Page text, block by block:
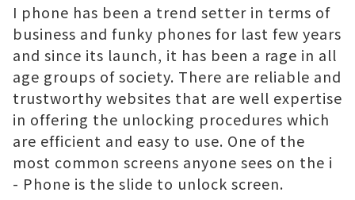
I phone has been a trend setter in terms of
business and funky phones for last few years
and since its launch, it has been a rage in all
age groups of society. There are reliable and
trustworthy websites that are well expertise
in offering the unlocking procedures which
are efficient and easy to use. One of the
most common screens anyone sees on the i
- Phone is the slide to unlock screen.